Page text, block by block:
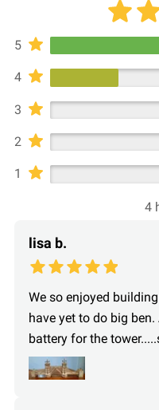
5
4
3
2
1
4
lisa b.
We so enjoyed building
have yet to do big ben. All we have to do is buy a
battery for the